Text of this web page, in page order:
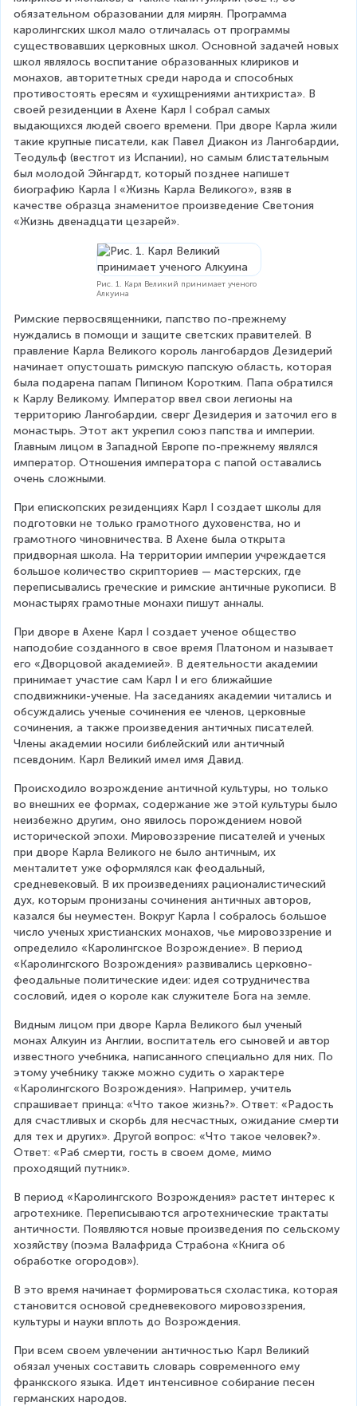
обязательном образовании для мирян. Программа
каролингских школ мало отличалась от программы
существовавших церковных школ. Основной задачей новых
школ являлось воспитание образованных клириков и
монахов, авторитетных среди народа и способных
противостоять ересям и «ухищрениями антихриста». В
своей резиденции в Ахене Карл I собрал самых
выдающихся людей своего времени. При дворе Карла жили
такие крупные писатели, как Павел Диакон из Лангобардии,
Теодульф (вестгот из Испании), но самым блистательным
был молодой Эйнгардт, который позднее напишет
биографию Карла I «Жизнь Карла Великого», взяв в
качестве образца знаменитое произведение Светония
«Жизнь двенадцати цезарей».
Рис. 1. Карл Великий принимает ученого
Алкуина
Римские первосвященники, папство по-прежнему
нуждались в помощи и защите светских правителей. В
правление Карла Великого король лангобардов Дезидерий
начинает опустошать римскую папскую область, которая
была подарена папам Пипином Коротким. Папа обратился
к Карлу Великому. Император ввел свои легионы на
территорию Лангобардии, сверг Дезидерия и заточил его в
монастырь. Этот акт укрепил союз папства и империи.
Главным лицом в Западной Европе по-прежнему являлся
император. Отношения императора с папой оставались
очень сложными.
При епископских резиденциях Карл I создает школы для
подготовки не только грамотного духовенства, но и
грамотного чиновничества. В Ахене была открыта
придворная школа. На территории империи учреждается
большое количество скрипториев — мастерских, где
переписывались греческие и римские античные рукописи. В
монастырях грамотные монахи пишут анналы.
При дворе в Ахене Карл I создает ученое общество
наподобие созданного в свое время Платоном и называет
его «Дворцовой академией». В деятельности академии
принимает участие сам Карл I и его ближайшие
сподвижники-ученые. На заседаниях академии читались и
обсуждались ученые сочинения ее членов, церковные
сочинения, а также произведения античных писателей.
Члены академии носили библейский или античный
псевдоним. Карл Великий имел имя Давид.
Происходило возрождение античной культуры, но только
во внешних ее формах, содержание же этой культуры было
неизбежно другим, оно явилось порождением новой
исторической эпохи. Мировоззрение писателей и ученых
при дворе Карла Великого не было античным, их
менталитет уже оформлялся как феодальный,
средневековый. В их произведениях рационалистический
дух, которым пронизаны сочинения античных авторов,
казался бы неуместен. Вокруг Карла I собралось большое
число ученых христианских монахов, чье мировоззрение и
определило «Каролингское Возрождение». В период
«Каролингского Возрождения» развивались церковно-
феодальные политические идеи: идея сотрудничества
сословий, идея о короле как служителе Бога на земле.
Видным лицом при дворе Карла Великого был ученый
монах Алкуин из Англии, воспитатель его сыновей и автор
известного учебника, написанного специально для них. По
этому учебнику также можно судить о характере
«Каролингского Возрождения». Например, учитель
спрашивает принца: «Что такое жизнь?». Ответ: «Радость
для счастливых и скорбь для несчастных, ожидание смерти
для тех и других». Другой вопрос: «Что такое человек?».
Ответ: «Раб смерти, гость в своем доме, мимо
проходящий путник».
В период «Каролингского Возрождения» растет интерес к
агротехнике. Переписываются агротехнические трактаты
античности. Появляются новые произведения по сельскому
хозяйству (поэма Валафрида Страбона «Книга об
обработке огородов»).
В это время начинает формироваться схоластика, которая
становится основой средневекового мировоззрения,
культуры и науки вплоть до Возрождения.
При всем своем увлечении античностью Карл Великий
обязал ученых составить словарь современного ему
франкского языка. Идет интенсивное собирание песен
германских народов.